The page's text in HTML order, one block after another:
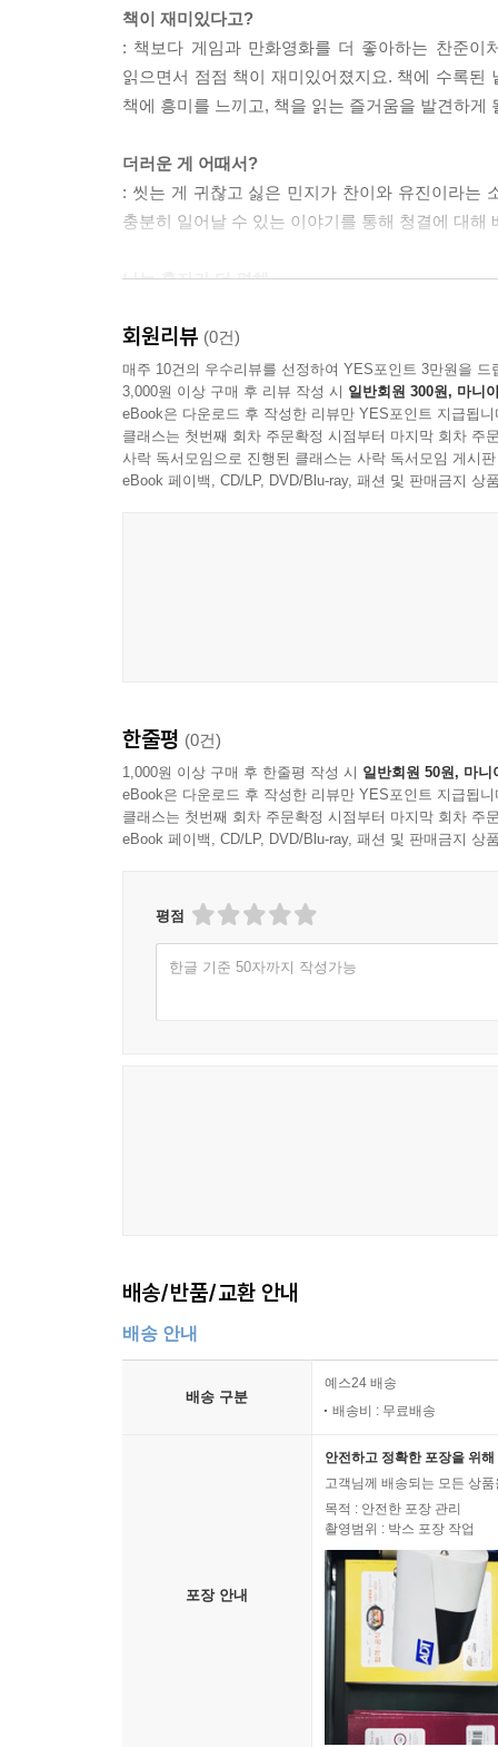
책이 재미있다고?
: 책보다 게임과 만화영화를 더 좋아하는 찬준이
읽으면서 점점 책이 재미있어졌지요. 책에 수록
책에 흥미를 느끼고, 책을 읽는 즐거움을 발견하게
더러운 게 어때서?
: 씻는 게 귀찮고 싫은 민지가 찬이와 유진이라는
충분히 일어날 수 있는 이야기를 통해 청결에 대
나는 혼자가 더 편해
합하면 더 좋은 결과를 낼 수 있다는 것을 알게
서로 협동하며 할 수 있는 놀이를 해보세요.
발표 안 하면 안 될까?
: 발표 시간만 되면 가슴이 쿵쾅거리고 식은땀이
맞는지, 이상한 대답은 아닐지 걱정이 되기도 하
때가 많을 거예요. 그러다 보면 학교 숙제, 심부름
이 책의 주인공 하경이도 늘 시간에 쫓기는 친구
그러던 어느 날부터 하경이가 달라졌어요. 시간
걸까요?
내가 하는 말이 왜 나빠?
: 나쁜 말은 왜 하면 안 될까요?
: 하늘이는 수업 시간에 화장실 가는 다빈이에게
수업 시간에 빛나의 얼굴에 재채기를 했고 친구
앗, 조심해서 다녀야 해!
않았다네요. 걱정이 된 재은이는 엄마와 함께 은
만났어요. 이제부터 재은이와 함께 보다 안전하게
회원리뷰 (0건)
매주 10건의 우수리뷰를 선정하여 YES포인트 3만원을 드
3,000원 이상 구매 후 리뷰 작성 시 일반회원 300원, 마니
eBook은 다운로드 후 작성한 리뷰만 YES포인트 지급됩니
클래스는 첫번째 회차 주문확정 시점부터 마지막 회차 주
사락 독서모임으로 진행된 클래스는 사락 독서모임 게시
eBook 페이백, CD/LP, DVD/Blu-ray, 패션 및 판매금지 상
한줄평 (0건)
1,000원 이상 구매 후 한줄평 작성 시 일반회원 50원, 마니
eBook은 다운로드 후 작성한 리뷰만 YES포인트 지급됩니
클래스는 첫번째 회차 주문확정 시점부터 마지막 회차 주
eBook 페이백, CD/LP, DVD/Blu-ray, 패션 및 판매금지 상
평점
한글 기준 50자까지 작성가능
배송/반품/교환 안내
배송 안내
배송 구분
예스24 배송
배송비 : 무료배송
포장 안내
안전하고 정확한 포장을 위
고객님께 배송되는 모든 상
목적 : 안전한 포장 관리
촬영범위 : 박스 포장 작업